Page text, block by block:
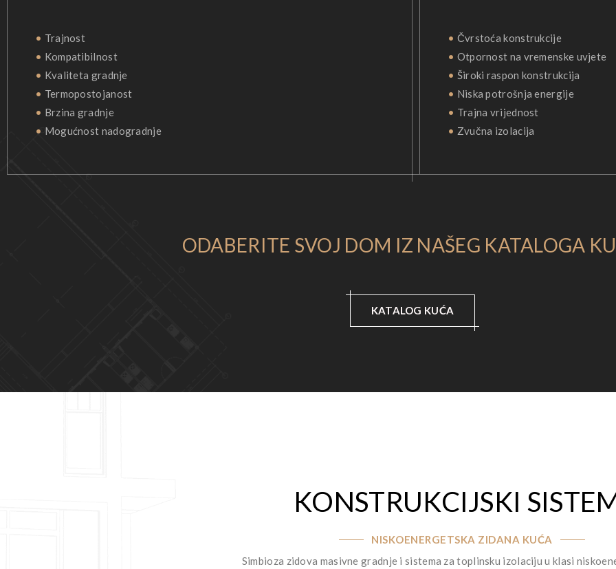
• Trajnost
• Kompatibilnost
• Kvaliteta gradnje
• Termopostojanost
• Brzina gradnje
• Mogućnost nadogradnje
• Čvrstoća konstrukcije
• Otpornost na vremenske uvjete
• Široki raspon konstrukcija
• Niska potrošnja energije
• Trajna vrijednost
• Zvučna izolacija
ODABERITE SVOJ DOM IZ NAŠEG KATALOGA
KATALOG KUĆA
KONSTRUKCIJSKI
NISKOENERGETSKA ZIDANA KUĆA
Simbioza zidova masivne gradnje i sistema za toplinsku izolaciju u klasi